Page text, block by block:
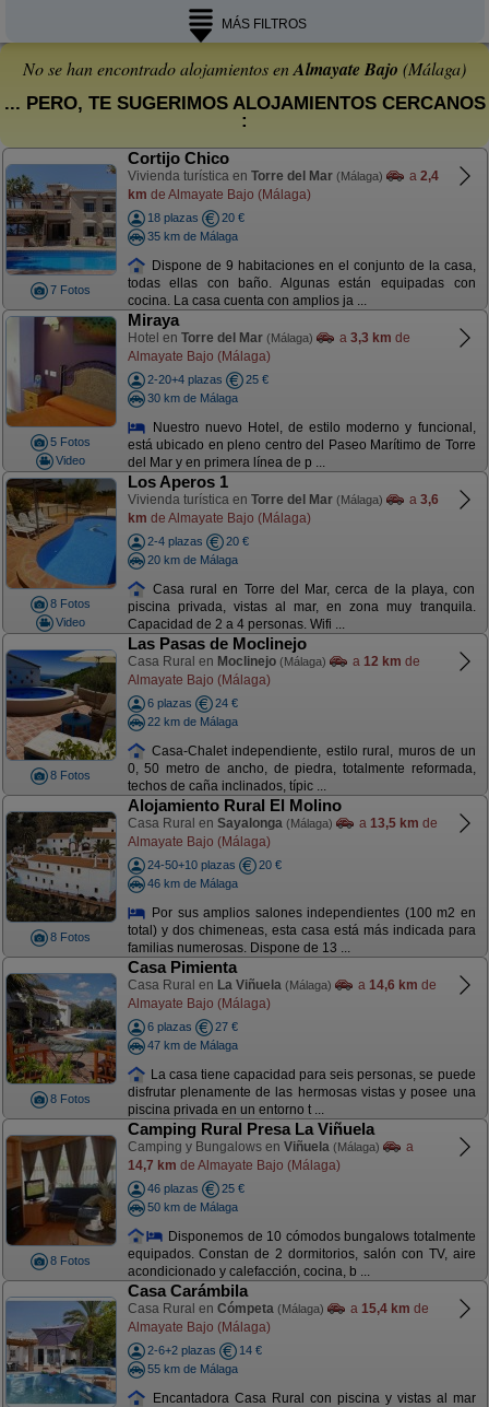
MÁS FILTROS
No se han encontrado alojamientos enAlmayate Bajo (Málaga)
... PERO, TE SUGERIMOS ALOJAMIENTOS CERCANOS
:
7 Fotos
Cortijo Chico
Vivienda turística en Torre del Mar (Málaga) a 2,4
km de Almayate Bajo (Málaga)
18 plazas
20 €
35 km de Málaga
Dispone de 9 habitaciones en el conjunto de la casa,
todas ellas con baño. Algunas están equipadas con
cocina. La casa cuenta con amplios ja ...
5 Fotos
Video
Miraya
Hotel en Torre del Mar (Málaga) a 3,3 km de
Almayate Bajo (Málaga)
2-20+4 plazas
25 €
30 km de Málaga
Nuestro nuevo Hotel, de estilo moderno y funcional,
está ubicado en pleno centro del Paseo Marítimo de Torre
del Mar y en primera línea de p ...
8 Fotos
Video
Los Aperos 1
Vivienda turística en Torre del Mar (Málaga) a 3,6
km de Almayate Bajo (Málaga)
2-4 plazas
20 €
20 km de Málaga
Casa rural en Torre del Mar, cerca de la playa, con
piscina privada, vistas al mar, en zona muy tranquila.
Capacidad de 2 a 4 personas. Wifi ...
8 Fotos
Las Pasas de Moclinejo
Casa Rural en Moclinejo (Málaga) a 12 km de
Almayate Bajo (Málaga)
6 plazas
24 €
22 km de Málaga
Casa-Chalet independiente, estilo rural, muros de un
0, 50 metro de ancho, de piedra, totalmente reformada,
techos de caña inclinados, típic ...
8 Fotos
Alojamiento Rural El Molino
Casa Rural en Sayalonga (Málaga) a 13,5 km de
Almayate Bajo (Málaga)
24-50+10 plazas
20 €
46 km de Málaga
Por sus amplios salones independientes (100 m2 en
total) y dos chimeneas, esta casa está más indicada para
familias numerosas. Dispone de 13 ...
8 Fotos
Casa Pimienta
Casa Rural en La Viñuela (Málaga) a 14,6 km de
Almayate Bajo (Málaga)
6 plazas
27 €
47 km de Málaga
La casa tiene capacidad para seis personas, se puede
disfrutar plenamente de las hermosas vistas y posee una
piscina privada en un entorno t ...
8 Fotos
Camping Rural Presa La Viñuela
Camping y Bungalows en Viñuela (Málaga)
a
14,7 km de Almayate Bajo (Málaga)
46 plazas
25 €
50 km de Málaga
Disponemos de 10 cómodos bungalows totalmente
equipados. Constan de 2 dormitorios, salón con TV, aire
acondicionado y calefacción, cocina, b ...
Casa Carámbila
Casa Rural en Cómpeta (Málaga) a 15,4 km de
Almayate Bajo (Málaga)
2-6+2 plazas
14 €
55 km de Málaga
Encantadora Casa Rural con piscina y vistas al mar